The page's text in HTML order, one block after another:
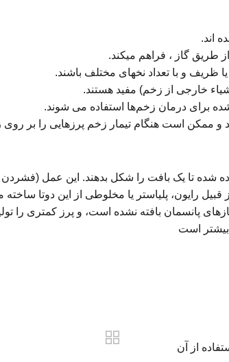
­اند.
طریق گاز ، فراهم می­کند.
ظریف و با تعداد نخ­های مختلف باشند.
خارجی از زخم) مفید هستند.
برای درمان زخم‌ها استفاده می­ شوند.
و ممکن است هنگام تیمار زخم پرزهایی را بر روی
شده تا یک بافت را شکل بدهند. این عمل
قبیل رایون، پلی­استر یا مخلوطی از این دوتا
پانسمان بافته نشده است، و پرز کمتری را
بیشتر است
از آن